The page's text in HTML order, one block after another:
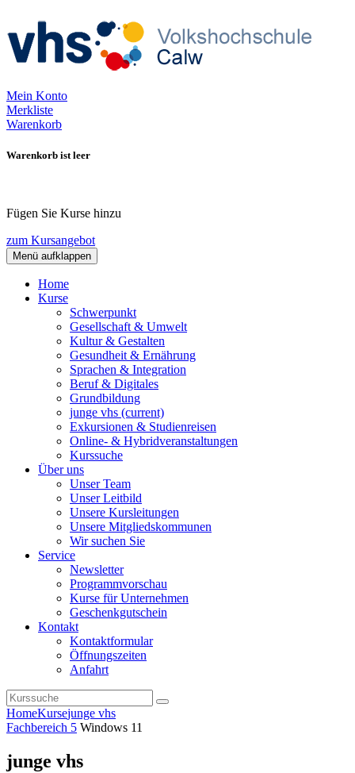
Mein Konto
Merkliste
Warenkorb
Warenkorb ist leer
Fügen Sie Kurse hinzu
zum Kursangebot
Menü aufklappen
Home
Kurse
Schwerpunkt
Gesellschaft & Umwelt
Kultur & Gestalten
Gesundheit & Ernährung
Sprachen & Integration
Beruf & Digitales
Grundbildung
junge vhs (current)
Exkursionen & Studienreisen
Online- & Hybridveranstaltungen
Kurssuche
Über uns
Unser Team
Unser Leitbild
Unsere Kursleitungen
Unsere Mitgliedskommunen
Wir suchen Sie
Service
Newsletter
Programmvorschau
Kurse für Unternehmen
Geschenkgutschein
Kontakt
Kontaktformular
Öffnungszeiten
Anfahrt
HomeKursejunge vhs
Fachbereich 5 Windows 11
junge vhs